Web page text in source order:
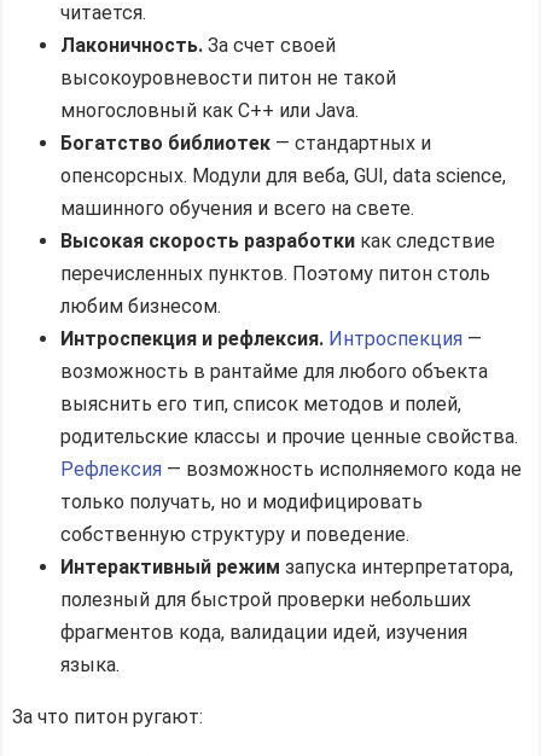
читается.
Лаконичность. За счет своей
высокоуровневости питон не такой
многословный как C++ или Java.
Богатство библиотек — стандартных и
опенсорсных. Модули для веба, GUI, data science,
машинного обучения и всего на свете.
Высокая скорость разработки как следствие
перечисленных пунктов. Поэтому питон столь
любим бизнесом.
Интроспекция и рефлексия. Интроспекция —
возможность в рантайме для любого объекта
выяснить его тип, список методов и полей,
родительские классы и прочие ценные свойства.
Рефлексия — возможность исполняемого кода не
только получать, но и модифицировать
собственную структуру и поведение.
Интерактивный режим запуска интерпретатора,
полезный для быстрой проверки небольших
фрагментов кода, валидации идей, изучения
языка.
За что питон ругают: